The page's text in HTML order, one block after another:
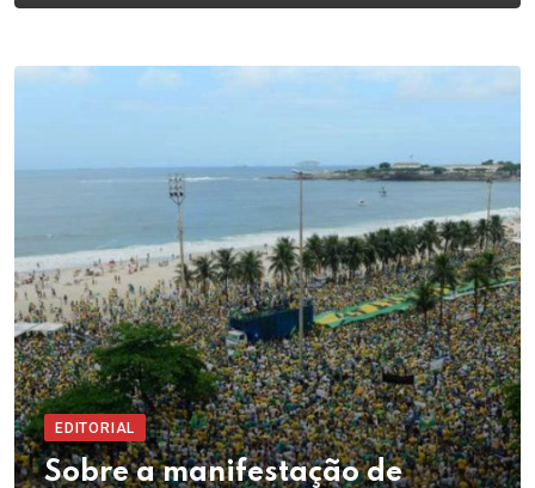
EDITORIAL
Sobre a manifestação de